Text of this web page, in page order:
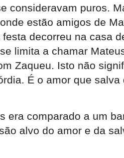
consideravam puros.
estão amigos de
decorreu na casa
limita a chamar
Zaqueu. Isto não
É o amor que salva
era comparado a um
alvo do amor e da